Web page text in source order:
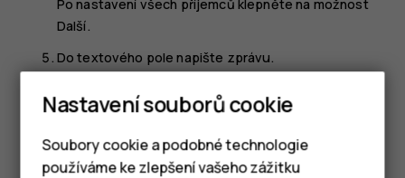
Po nastavení všech příjemců klepněte na možnost
Další.
Do textového pole napište zprávu.
send
Nastavení souborů cookie
Soubory cookie a podobné technologie
používáme ke zlepšení vašeho zážitku